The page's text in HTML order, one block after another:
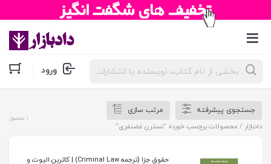
جستجوی
محصولات ورود
جستجوی پیشرفته
مرتب سازی
دادبازار / محصولات برچسب خورده “نسترن غضنفری”
1 محصول
حقوق جزا (ترجمه Criminal Law) | کاترین الیوت و